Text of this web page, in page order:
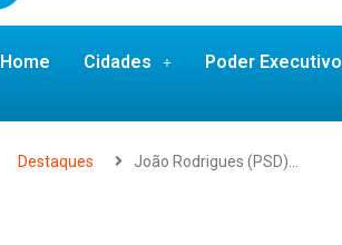
Home Cidades Poder Executivo
Destaques João Rodrigues (PSD)…